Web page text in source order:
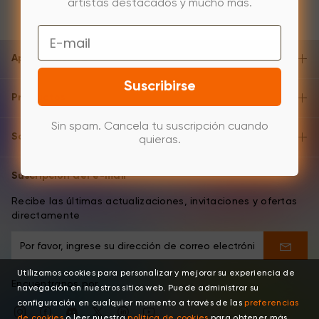
Apoyo y ayuda
Productos
Sobre
Suscripción del e-mail
Recibe las últimas actualizaciones, invitaciones y ofertas
directamente
Encuentranos por
Utilizamos cookies para personalizar y mejorar su experiencia de
navegación en nuestros sitios web. Puede administrar su
configuración en cualquier momento a través de laspreferencias
artistas destacados y mucho más.
Email
Suscribirse
Sin spam. Cancela tu suscripción cuando
quieras.